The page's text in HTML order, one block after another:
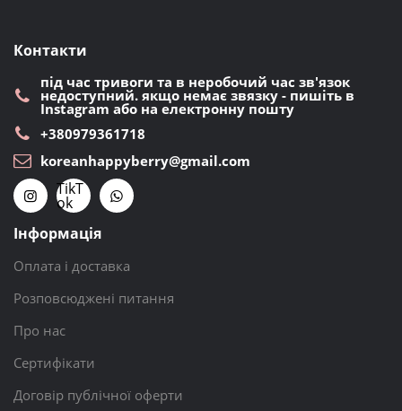
Контакти
під час тривоги та в неробочий час зв'язок
недоступний. якщо немає звязку - пишіть в
Instagram або на електронну пошту
+380979361718
koreanhappyberry@gmail.com
TikT
ok
Інформація
Оплата і доставка
Розповсюджені питання
Про нас
Сертифікати
Договір публічної оферти